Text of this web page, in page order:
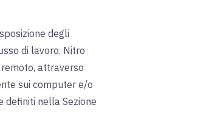
degli
di lavoro. Nitro
attraverso
sui computer e/o
definiti nella Sezione